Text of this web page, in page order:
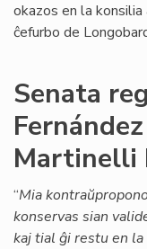
okazos en la
ĉefurbo de
Senata
Martinelli
“Mia
konservas sian
kaj tial ĝi restu en